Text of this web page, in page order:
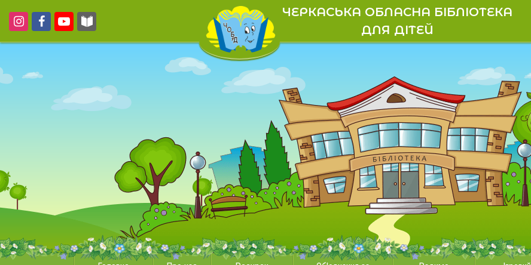
ЧЕРКАСЬКА ОБЛАСНА БІБЛІОТЕКА
ДЛЯ ДІТЕЙ